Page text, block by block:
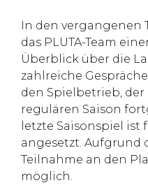
In den vergangenen
das PLUTA-Team
Überblick über die
zahlreiche
den Spielbetrieb, der
regulären Saison
letzte Saisonspiel ist
angesetzt. Aufgrund
Teilnahme an den
möglich.